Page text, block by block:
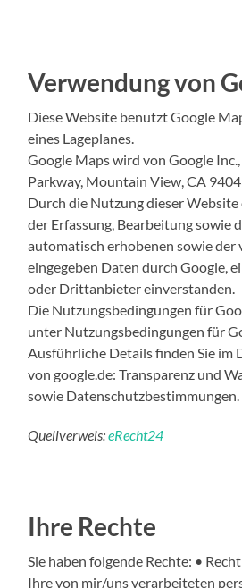
Verwendung von
Diese Website benutzt Google
eines Lageplanes.
Google Maps wird von Google
Parkway, Mountain View, CA
Durch die Nutzung dieser Website
der Erfassung, Bearbeitung sowie
automatisch erhobenen sowie der
eingegeben Daten durch Google,
oder Drittanbieter einverstanden.
Die Nutzungsbedingungen für
unter Nutzungsbedingungen für
Ausführliche Details finden Sie im
von google.de: Transparenz und
sowie Datenschutzbestimmungen.
Quellverweis:eRecht24
Ihre Rechte
Sie haben folgende Rechte: •
Ihre von mir/uns verarbeiteten